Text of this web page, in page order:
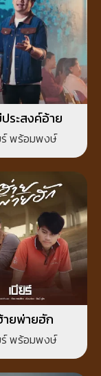
ประสงค์อ้าย
ร์ พร้อมพงษ์
ายพ่ายฮัก
ร์ พร้อมพงษ์